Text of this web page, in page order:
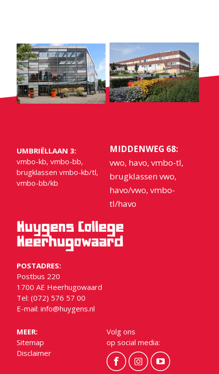
UMBRIËLLAAN 3:
vmbo-kb, vmbo-bb,
brugklassen vmbo-kb/tl,
vmbo-bb/kb
MIDDENWEG 68:
vwo, havo, vmbo-tl,
brugklassen vwo,
havo/vwo, vmbo-
tl/havo
Huygens College
Heerhugowaard
POSTADRES:
Postbus 220
1700 AE Heerhugowaard
Tel: (072) 576 57 00
E-mail: info@huygens.nl
MEER:
Sitemap
Disclaimer
Volg ons
op social media: